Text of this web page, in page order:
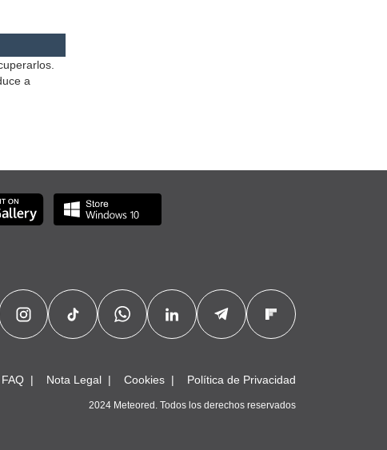
a
FAQ Nota Legal Cookies Política de Privacidad
2024 Meteored. Todos los derechos reservados